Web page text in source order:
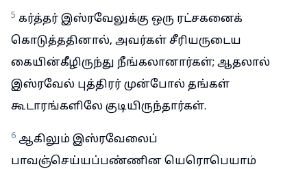
5 கர்த்தர் இஸ்ரவேலுக்கு ஒரு ரட்சகனைக்
கொடுத்ததினால், அவர்கள் சீரியருடைய
கையின்கீழிருந்து நீங்கலானார்கள்; ஆதலால்
இஸ்ரவேல் புத்திரர் முன்போல் தங்கள்
கூடாரங்களிலே குடியிருந்தார்கள்.
6 ஆகிலும் இஸ்ரவேலைப்
பாவஞ்செய்யப்பண்ணின யெரொபெயாம்